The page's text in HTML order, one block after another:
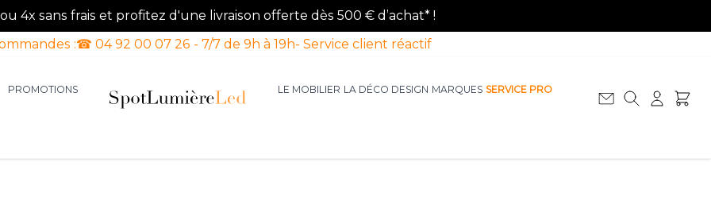
4x sans frais et profitez d'une livraison offerte dès 500 € d’achat* !
:☎ 04 92 00 07 26 - 7/7 de 9h à 19h- Service client réactif
PROMOTIONS LE MOBILIER LA DÉCO DESIGN MARQUES SERVICE PRO